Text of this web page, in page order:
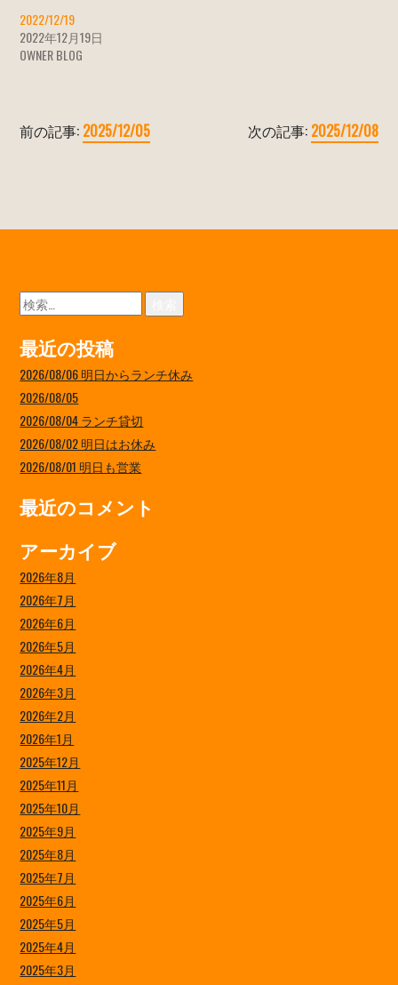
2022/12/19
2022年12月19日
OWNER BLOG
前の記事: 2025/12/05 次の記事: 2025/12/08
検
索:
最近の投稿
2026/08/06 明日からランチ休み
2026/08/05
2026/08/04 ランチ貸切
2026/08/02 明日はお休み
2026/08/01 明日も営業
最近のコメント
アーカイブ
2026年8月
2026年7月
2026年6月
2026年5月
2026年4月
2026年3月
2026年2月
2026年1月
2025年12月
2025年11月
2025年10月
2025年9月
2025年8月
2025年7月
2025年6月
2025年5月
2025年4月
2025年3月